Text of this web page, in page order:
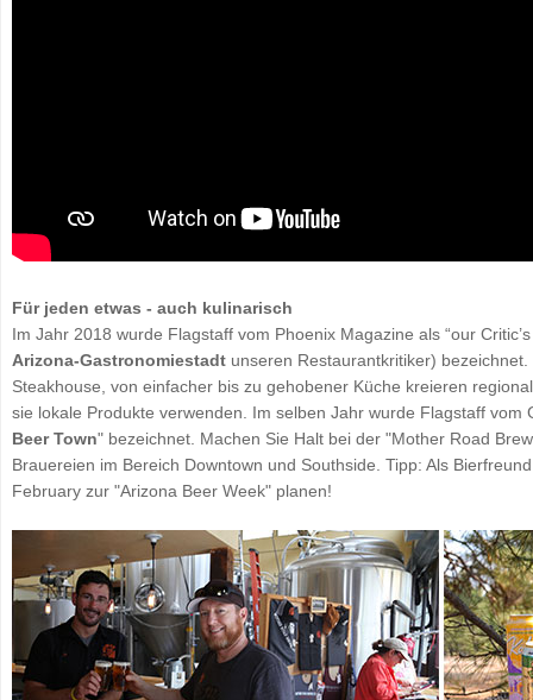
Für jeden etwas - auch kulinarisch
Im Jahr 2018 wurde Flagstaff vom Phoenix Magazine als “our
Arizona-Gastronomiestadt unseren Restaurantkritiker)
Steakhouse, von einfacher bis zu gehobener Küche kreieren
sie lokale Produkte verwenden. Im selben Jahr wurde Flagstaff vom
Beer Town" bezeichnet. Machen Sie Halt bei der "Mother Road
Brauereien im Bereich Downtown und Southside. Tipp: Als
February zur "Arizona Beer Week" planen!